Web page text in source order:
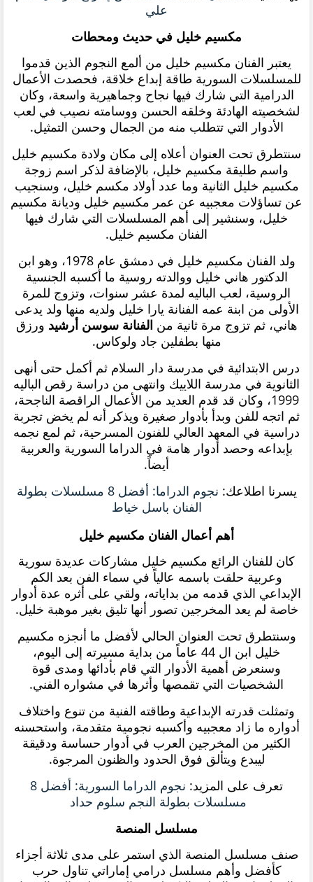
علي
مكسيم خليل في حديث ومحطات
يعتبر الفنان مكسيم خليل من ألمع النجوم الذين قدموا
للمسلسلات السورية طاقة إبداع خلاقة، فحصدت الأعمال
الدرامية التي شارك فيها نجاح وجماهيرية واسعة، وكان
لشخصيته الهادئة وخلقه الحسن ووسامته نصيب في لعب
الأدوار التي تتطلب منه من الجمال وحسن التمثيل.
سنتطرق تحت العنوان أعلاه إلى مكان ولادة مكسيم خليل
واسم طليقة مكسيم خليل، بالإضافة لذكر اسم زوجة
مكسيم خليل الثانية وما عدد أولاد مكسم خليل، وسنجيب
عن تساؤلات معجبيه عن عمر مكسيم خليل وديانة مكسيم
خليل، وسنشير إلى أهم المسلسلات التي شارك فيها
الفنان مكسيم خليل.
ولد الفنان مكسيم خليل في دمشق عام 1978، وهو ابن
الدكتور هاني خليل ووالدته روسية ما أكسبه الجنسية
الروسية، لعب الباليه لمدة عشر سنوات، وتزوج للمرة
الأولى من ابنة عمه الفنانة يارا خليل ولديه منها ولد يدعى
هاني، ثم تزوج مرة ثانية من الفنانة سوسن أرشيد ورزق
منها بطفلين جاد ولوكاس.
درس الابتدائية في مدرسة دار السلام ثم أكمل حتى أنهى
الثانوية في مدرسة اللاييك وانتهى من دراسة رقص الباليه
1999، وكان قد قدم العديد من الأعمال الراقصة الناجحة،
ثم اتجه للفن وبدأ بأدوار صغيرة ويذكر أنه لم يخض تجربة
دراسية في المعهد العالي للفنون المسرحية، ثم لمع نجمه
بإبداعه وحصد أدوار هامة في الدراما السورية والعربية
أيضاً.
يسرنا اطلاعك:
نجوم الدراما: أفضل 8 مسلسلات بطولة
الفنان باسل خياط
أهم أعمال الفنان مكسيم خليل
كان للفنان الرائع مكسيم خليل مشاركات عديدة سورية
وعربية حلقت باسمه عالياً في سماء الفن بعد الكم
الإبداعي الذي قدمه من بداياته، ولقي على أثره عدة أدوار
خاصة لم يعد المخرجين تصور أنها تليق بغير موهبة خليل.
وسنتطرق تحت العنوان الحالي لأفضل ما أنجزه مكسيم
خليل ابن ال 44 عاماً من بداية مسيرته إلى اليوم،
وسنعرض أهمية الأدوار التي قام بأدائها ومدى قوة
الشخصيات التي تقمصها وأثرها في مشواره الفني.
وتمثلت قدرته الإبداعية وطاقته الفنية من تنوع واختلاف
أدواره ما زاد معجبيه وأكسبه نجومية متقدمة، واستحسنه
الكثير من المخرجين العرب في أدوار حساسة ودقيقة
ليبدع ويتألق فوق الحدود والظنون المرجوة.
تعرف على المزيد:
نجوم الدراما السورية: أفضل 8
مسلسلات بطولة النجم سلوم حداد
مسلسل المنصة
صنف مسلسل المنصة الذي استمر على مدى ثلاثة أجزاء
كأفضل وأهم مسلسل درامي إماراتي تناول حرب